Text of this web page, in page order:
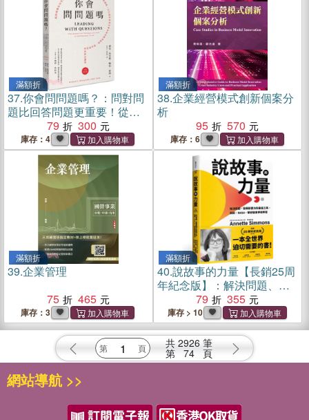
滿額折
37.你會問問題嗎？：問對問
題比回答問題更重要！從正
確發問、找出答案到形成策
略，百位成功企業家教你如
何精準提問，帶出學習型高
成長團隊【全新增訂版】
79 300
庫存：4
滿額折
38.企業經營模式創新個案分
析
95
570
庫存：6
滿額折
39.企業管理
75
465
庫存：3
滿額折
40.說故事的力量【長銷25周
年紀念版】：解決問題、發
揮影響力的最佳工具，微
軟、NASA、華府智庫爭相
學習
79 355
庫存 > 10
共 2926 筆
第 74 頁
網站導航 >>